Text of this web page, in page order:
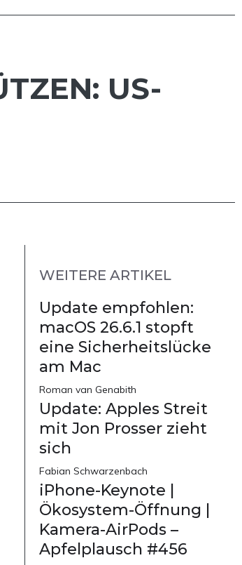
US-
WEITERE ARTIKEL
Update empfohlen:
macOS 26.6.1 stopft
eine Sicherheitslücke
am Mac
Roman van Genabith
Update: Apples Streit
mit Jon Prosser zieht
sich
Fabian Schwarzenbach
iPhone-Keynote |
Ökosystem-Öffnung |
Kamera-AirPods –
Apfelplausch #456